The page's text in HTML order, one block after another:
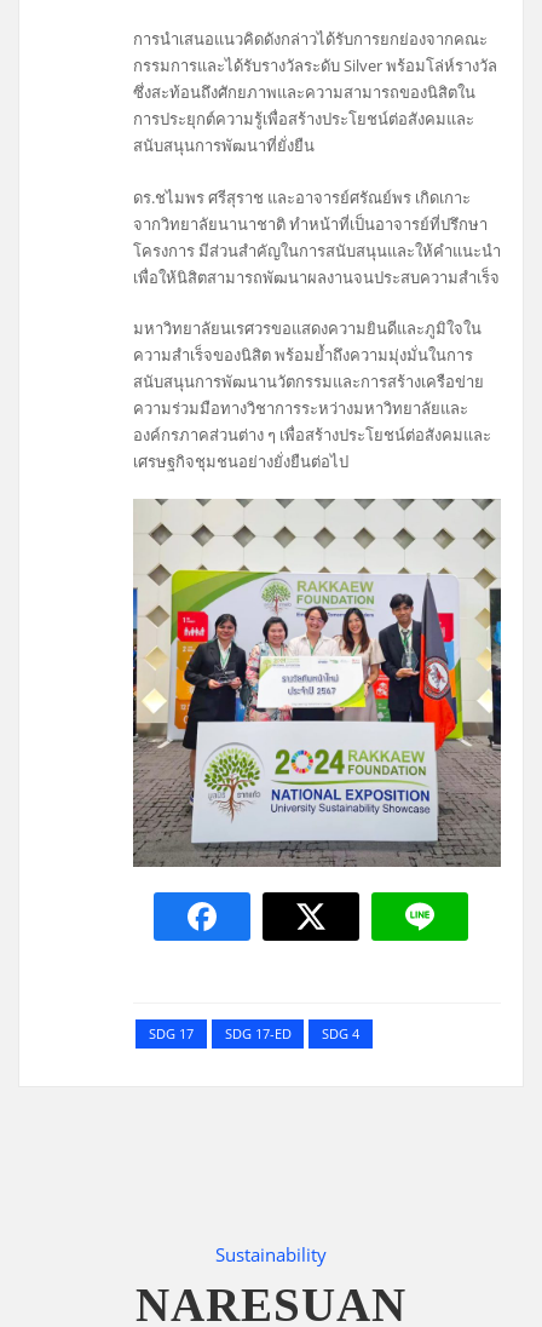
การนำเสนอแนวคิดดังกล่าวได้รับการยกย่องจากคณะ
กรรมการและได้รับรางวัลระดับ Silver พร้อมโล่ห์รางวัล
ซึ่งสะท้อนถึงศักยภาพและความสามารถของนิสิตใน
การประยุกต์ความรู้เพื่อสร้างประโยชน์ต่อสังคมและ
สนับสนุนการพัฒนาที่ยั่งยืน
ดร.ชไมพร ศรีสุราช และอาจารย์ศรัณย์พร เกิดเกาะ
จากวิทยาลัยนานาชาติ ทำหน้าที่เป็นอาจารย์ที่ปรึกษา
โครงการ มีส่วนสำคัญในการสนับสนุนและให้คำแนะนำ
เพื่อให้นิสิตสามารถพัฒนาผลงานจนประสบความสำเร็จ
มหาวิทยาลัยนเรศวรขอแสดงความยินดีและภูมิใจใน
ความสำเร็จของนิสิต พร้อมย้ำถึงความมุ่งมั่นในการ
สนับสนุนการพัฒนานวัตกรรมและการสร้างเครือข่าย
ความร่วมมือทางวิชาการระหว่างมหาวิทยาลัยและ
องค์กรภาคส่วนต่าง ๆ เพื่อสร้างประโยชน์ต่อสังคมและ
เศรษฐกิจชุมชนอย่างยั่งยืนต่อไป
SDG 17 SDG 17-ED SDG 4
Sustainability
NARESUAN